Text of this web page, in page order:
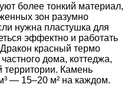
более тонкий материал,
зон разумно
нужна пластушка для
эффектно и работать
Дракон красный термо
дома, коттеджа,
территории. Камень
— 15–20 м² на каждом.